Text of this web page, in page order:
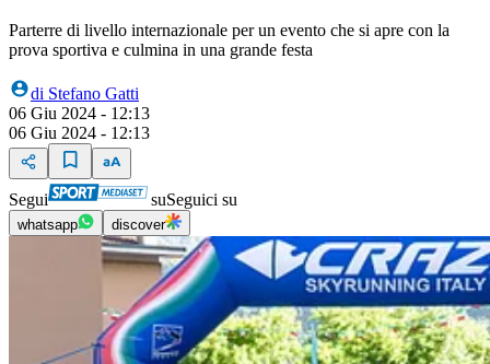
Parterre di livello internazionale per un evento che si apre con la
prova sportiva e culmina in una grande festa
di Stefano Gatti
06 Giu 2024 - 12:13
06 Giu 2024 - 12:13
Segui suSeguici su
whatsapp discover